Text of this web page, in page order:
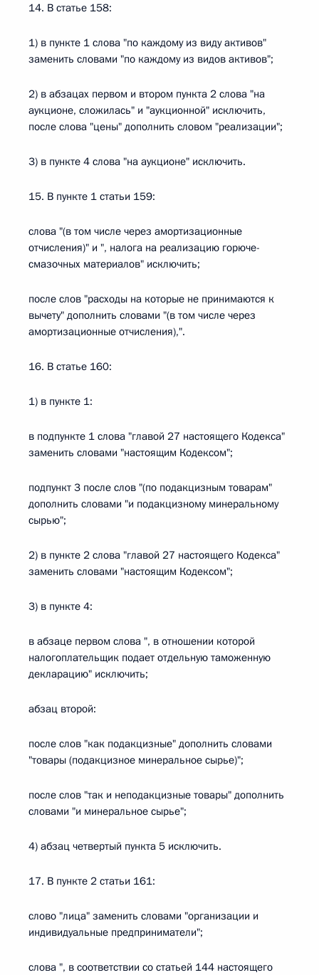
14. В статье 158:
1) в пункте 1 слова "по каждому из виду активов"
заменить словами "по каждому из видов активов";
2) в абзацах первом и втором пункта 2 слова "на
аукционе, сложилась" и "аукционной" исключить,
после слова "цены" дополнить словом "реализации";
3) в пункте 4 слова "на аукционе" исключить.
15. В пункте 1 статьи 159:
слова "(в том числе через амортизационные
отчисления)" и ", налога на реализацию горюче-
смазочных материалов" исключить;
после слов "расходы на которые не принимаются к
вычету" дополнить словами "(в том числе через
амортизационные отчисления),".
16. В статье 160:
1) в пункте 1:
в подпункте 1 слова "главой 27 настоящего Кодекса"
заменить словами "настоящим Кодексом";
подпункт 3 после слов "(по подакцизным товарам"
дополнить словами "и подакцизному минеральному
сырью";
2) в пункте 2 слова "главой 27 настоящего Кодекса"
заменить словами "настоящим Кодексом";
3) в пункте 4:
в абзаце первом слова ", в отношении которой
налогоплательщик подает отдельную таможенную
декларацию" исключить;
абзац второй:
после слов "как подакцизные" дополнить словами
"товары (подакцизное минеральное сырье)";
после слов "так и неподакцизные товары" дополнить
словами "и минеральное сырье";
4) абзац четвертый пункта 5 исключить.
17. В пункте 2 статьи 161:
слово "лица" заменить словами "организации и
индивидуальные предприниматели";
слова ", в соответствии со статьей 144 настоящего